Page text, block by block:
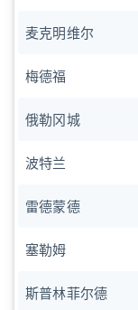
麦克明维尔
梅德福
俄勒冈城
波特兰
雷德蒙德
塞勒姆
斯普林菲尔德